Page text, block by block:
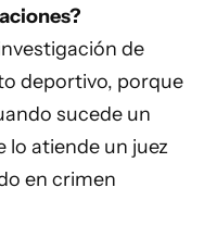
de
deportivo, porque
sucede un
lo atiende un juez
en crimen